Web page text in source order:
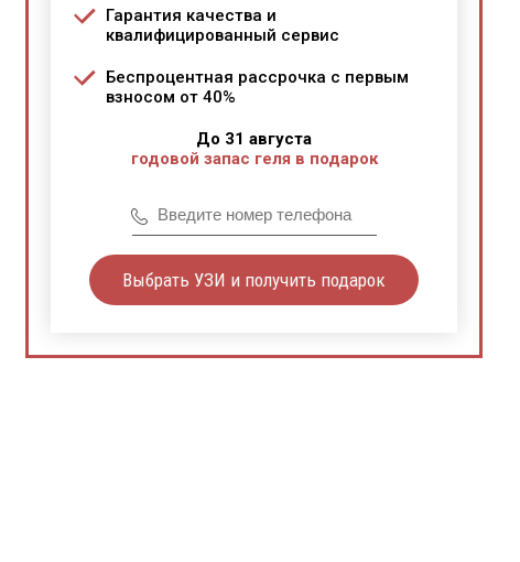
Гарантия качества и
квалифицированный сервис
Беспроцентная рассрочка с первым
взносом от 40%
До 31 августа
годовой запас геля в подарок
Выбрать УЗИ и получить подарок